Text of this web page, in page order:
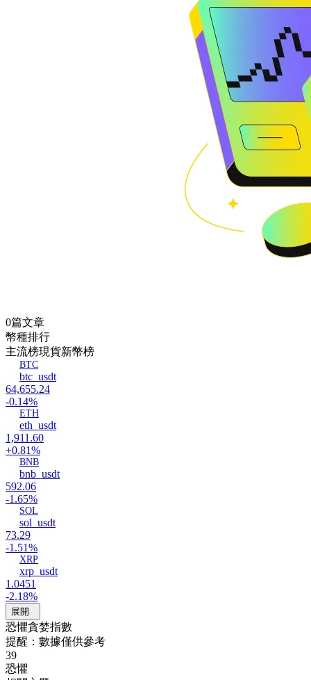
0篇文章
幣種排行
主流榜現貨新幣榜
BTC
btc_usdt
64,655.24
-0.14%
ETH
eth_usdt
1,911.60
+0.81%
BNB
bnb_usdt
592.06
-1.65%
SOL
sol_usdt
73.29
-1.51%
XRP
xrp_usdt
1.0451
-2.18%
展開
恐懼貪婪指數
提醒：數據僅供參考
39
恐懼